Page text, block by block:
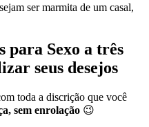
ser marmita de um casal,
para Sexo a três
seus desejos
toda a discrição que você
sem enrolação 😉